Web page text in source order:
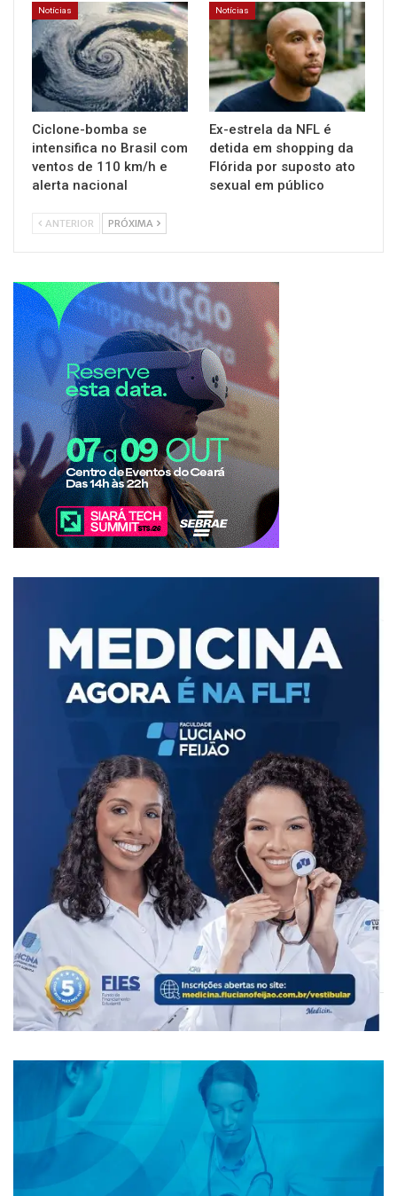
Notícias
Ciclone-bomba se
intensifica no Brasil com
ventos de 110 km/h e
alerta nacional
Notícias
Ex-estrela da NFL é
detida em shopping da
Flórida por suposto ato
sexual em público
ANTERIOR PRÓXIMA